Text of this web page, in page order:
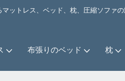
ットレス、ベッド、枕、圧縮ソファ
布張りのベッド 枕